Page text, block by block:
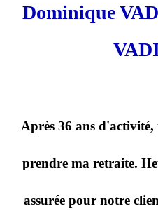
Dominique
Après 36 ans
prendre ma retraite.
assurée pour notre